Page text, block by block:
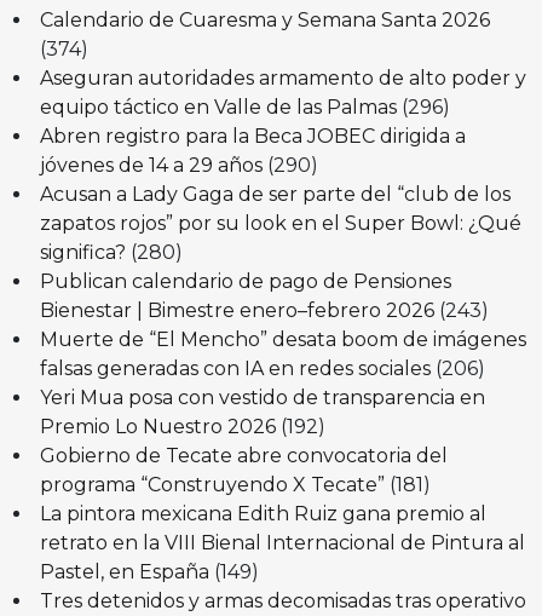
Calendario de Cuaresma y Semana Santa 2026
(374)
Aseguran autoridades armamento de alto poder y
equipo táctico en Valle de las Palmas (296)
Abren registro para la Beca JOBEC dirigida a
jóvenes de 14 a 29 años (290)
Acusan a Lady Gaga de ser parte del “club de los
zapatos rojos” por su look en el Super Bowl: ¿Qué
significa? (280)
Publican calendario de pago de Pensiones
Bienestar | Bimestre enero–febrero 2026 (243)
Muerte de “El Mencho” desata boom de imágenes
falsas generadas con IA en redes sociales (206)
Yeri Mua posa con vestido de transparencia en
Premio Lo Nuestro 2026 (192)
Gobierno de Tecate abre convocatoria del
programa “Construyendo X Tecate” (181)
La pintora mexicana Edith Ruiz gana premio al
retrato en la VIII Bienal Internacional de Pintura al
Pastel, en España (149)
Tres detenidos y armas decomisadas tras operativo